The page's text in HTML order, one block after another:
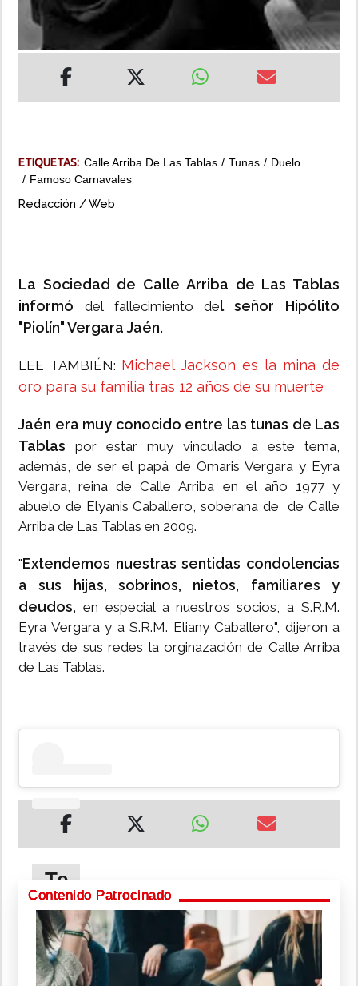
ETIQUETAS: Calle Arriba De Las Tablas Tunas
Duelo
Famoso Carnavales
Redacción / Web
La Sociedad de Calle Arriba de Las Tablas
informó del fallecimiento del señor Hipólito
"Piolín" Vergara Jaén.
LEE TAMBIÉN: Michael Jackson es la mina de
oro para su familia tras 12 años de su muerte
Jaén era muy conocido entre las tunas de Las
Tablas por estar muy vinculado a este tema,
además, de ser el papá de Omaris Vergara y Eyra
Vergara, reina de Calle Arriba en el año 1977 y
abuelo de Elyanis Caballero, soberana de de Calle
Arriba de Las Tablas en 2009.
"Extendemos nuestras sentidas condolencias
a sus hijas, sobrinos, nietos, familiares y
deudos, en especial a nuestros socios, a S.R.M.
Eyra Vergara y a S.R.M. Eliany Caballero", dijeron a
través de sus redes la orginazación de Calle Arriba
de Las Tablas.
Te
puede
interesar
Influencer
Contenido Patrocinado